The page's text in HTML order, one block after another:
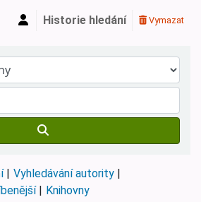
Historie hledání Vymazat
Vyhledávání autority
Knihovny